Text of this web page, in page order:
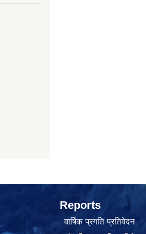
Reports
वार्षिक प्रगति प्रतिवेदन